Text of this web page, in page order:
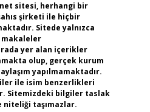
sitesi, herhangi bir
şirketi ile hiçbir
Sitede yalnızca
makaleler
yer alan içerikler
olup, gerçek kurum
yapılmamaktadır.
ile isim benzerlikleri
Sitemizdeki bilgiler taslak
niteliği taşımazlar.